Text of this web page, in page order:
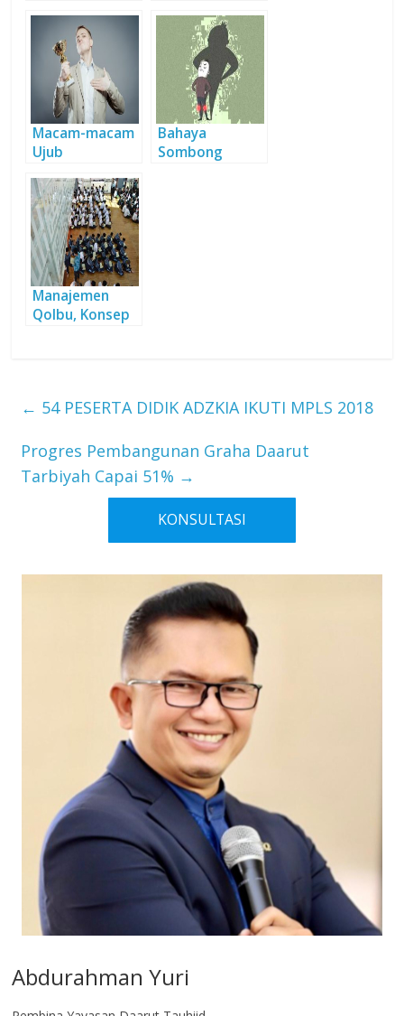
RAMADHAN
(Bagian 2)
Macam-macam
Ujub
Bahaya
Sombong
Manajemen
Qolbu, Konsep
← 54 PESERTA DIDIK ADZKIA IKUTI MPLS 2018
Progres Pembangunan Graha Daarut
Tarbiyah Capai 51% →
KONSULTASI
Abdurahman Yuri